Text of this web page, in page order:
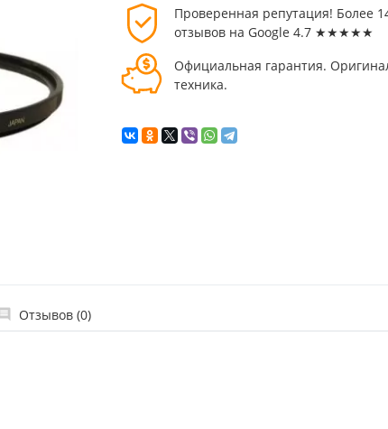
Проверенная репутация! Более
отзывов на Google 4.7 ★★★★★
Официальная гарантия.
техника.
Отзывов (0)